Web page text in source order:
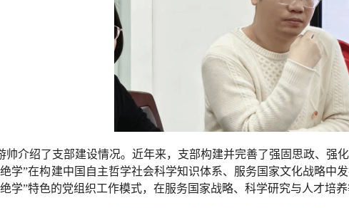
帅介绍了支部建设情况。近年来，支部构建并完善了强固思政、强
学”在构建中国自主哲学社会科学知识体系、服务国家文化战略中
学”特色的党组织工作模式，在服务国家战略、科学研究与人才培养